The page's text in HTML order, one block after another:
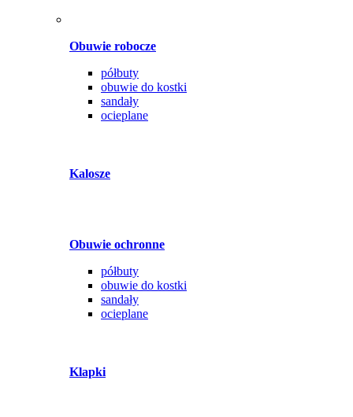
Obuwie robocze
półbuty
obuwie do kostki
sandały
ocieplane
Kalosze
Obuwie ochronne
półbuty
obuwie do kostki
sandały
ocieplane
Klapki